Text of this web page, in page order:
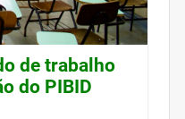
de trabalho
do PIBID